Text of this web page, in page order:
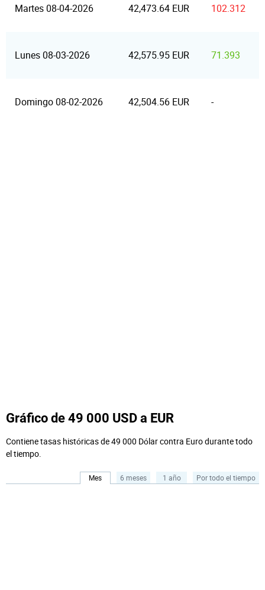
Martes 08-04-2026 42,473.64 EUR 102.312
Lunes 08-03-2026 42,575.95 EUR 71.393
Domingo 08-02-2026 42,504.56 EUR -
Gráfico de 49 000 USD a EUR
Contiene tasas históricas de 49 000 Dólar contra Euro durante todo
el tiempo.
Mes 6 meses 1 año Por todo el tiempo